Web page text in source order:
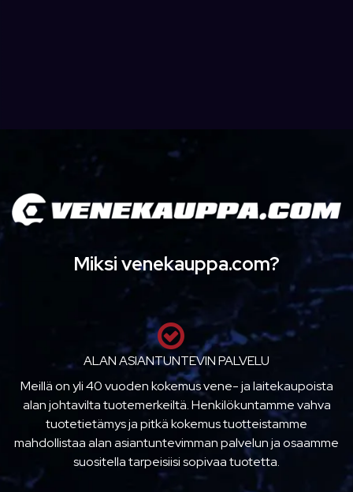
Miksi venekauppa.com?
ALAN ASIANTUNTEVIN PALVELU
Meillä on yli 40 vuoden kokemus vene- ja laitekaupoista
alan johtavilta tuotemerkeiltä. Henkilökuntamme vahva
tuotetietämys ja pitkä kokemus tuotteistamme
mahdollistaa alan asiantuntevimman palvelun ja osaamme
suositella tarpeisiisi sopivaa tuotetta.